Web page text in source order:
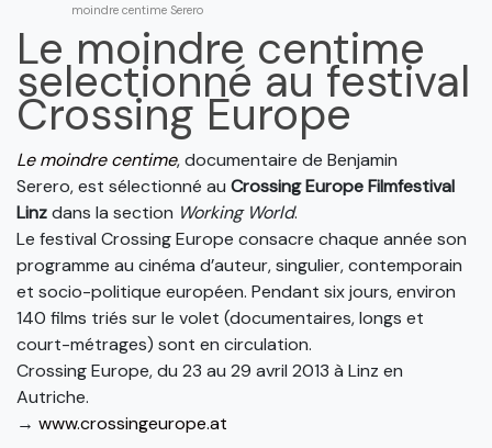
moindre centime Serero
Le moindre centime
selectionné au festival
Crossing Europe
Le moindre centime, documentaire de Benjamin
Serero, est sélectionné au Crossing Europe Filmfestival
Linzdans la section Working World.
Le festival Crossing Europe consacre chaque année son
programme au cinéma d’auteur, singulier, contemporain
et socio-politique européen. Pendant six jours, environ
140 films triés sur le volet (documentaires, longs et
court-métrages) sont en circulation.
Crossing Europe, du 23 au 29 avril 2013 à Linz en
Autriche.
→ www.crossingeurope.at